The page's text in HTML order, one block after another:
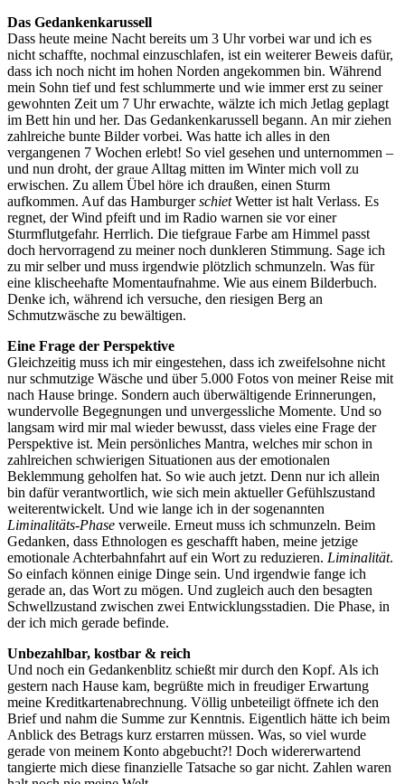
Das Gedankenkarussell
Dass heute meine Nacht bereits um 3 Uhr vorbei war und ich es
nicht schaffte, nochmal einzuschlafen, ist ein weiterer Beweis dafür,
dass ich noch nicht im hohen Norden angekommen bin. Während
mein Sohn tief und fest schlummerte und wie immer erst zu seiner
gewohnten Zeit um 7 Uhr erwachte, wälzte ich mich Jetlag geplagt
im Bett hin und her. Das Gedankenkarussell begann. An mir ziehen
zahlreiche bunte Bilder vorbei. Was hatte ich alles in den
vergangenen 7 Wochen erlebt! So viel gesehen und unternommen –
und nun droht, der graue Alltag mitten im Winter mich voll zu
erwischen. Zu allem Übel höre ich draußen, einen Sturm
aufkommen. Auf das HamburgerschietWetter ist halt Verlass. Es
regnet, der Wind pfeift und im Radio warnen sie vor einer
Sturmflutgefahr. Herrlich. Die tiefgraue Farbe am Himmel passt
doch hervorragend zu meiner noch dunkleren Stimmung. Sage ich
zu mir selber und muss irgendwie plötzlich schmunzeln. Was für
eine klischeehafte Momentaufnahme. Wie aus einem Bilderbuch.
Denke ich, während ich versuche, den riesigen Berg an
Schmutzwäsche zu bewältigen.
Eine Frage der Perspektive
Gleichzeitig muss ich mir eingestehen, dass ich zweifelsohne nicht
nur schmutzige Wäsche und über 5.000 Fotos von meiner Reise mit
nach Hause bringe. Sondern auch überwältigende Erinnerungen,
wundervolle Begegnungen und unvergessliche Momente. Und so
langsam wird mir mal wieder bewusst, dass vieles eine Frage der
Perspektive ist. Mein persönliches Mantra, welches mir schon in
zahlreichen schwierigen Situationen aus der emotionalen
Beklemmung geholfen hat. So wie auch jetzt. Denn nur ich allein
bin dafür verantwortlich, wie sich mein aktueller Gefühlszustand
weiterentwickelt. Und wie lange ich in der sogenannten
Liminalitäts-Phase verweile. Erneut muss ich schmunzeln. Beim
Gedanken, dass Ethnologen es geschafft haben, meine jetzige
emotionale Achterbahnfahrt auf ein Wort zu reduzieren. Liminalität.
So einfach können einige Dinge sein. Und irgendwie fange ich
gerade an, das Wort zu mögen. Und zugleich auch den besagten
Schwellzustand zwischen zwei Entwicklungsstadien. Die Phase, in
der ich mich gerade befinde.
Unbezahlbar, kostbar & reich
Und noch ein Gedankenblitz schießt mir durch den Kopf. Als ich
gestern nach Hause kam, begrüßte mich in freudiger Erwartung
meine Kreditkartenabrechnung. Völlig unbeteiligt öffnete ich den
Brief und nahm die Summe zur Kenntnis. Eigentlich hätte ich beim
Anblick des Betrags kurz erstarren müssen. Was, so viel wurde
gerade von meinem Konto abgebucht?! Doch widererwartend
tangierte mich diese finanzielle Tatsache so gar nicht. Zahlen waren